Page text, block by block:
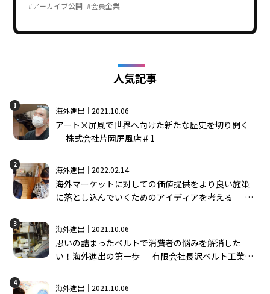
#アーカイブ公開 #会員企業
人気記事
1
海外進出｜2021.10.06
アート×屏風で世界へ向けた新たな歴史を切り開く
│ 株式会社片岡屏風店＃1
2
海外進出｜2022.02.14
海外マーケットに対しての価値提供をより良い施策
に落とし込んでいくためのアイディアを考える │ 株
3
海外進出｜2021.10.06
思いの詰まったベルトで消費者の悩みを解消した
い！海外進出の第一歩 │ 有限会社長沢ベルト工業＃
4
海外進出｜2021.10.06